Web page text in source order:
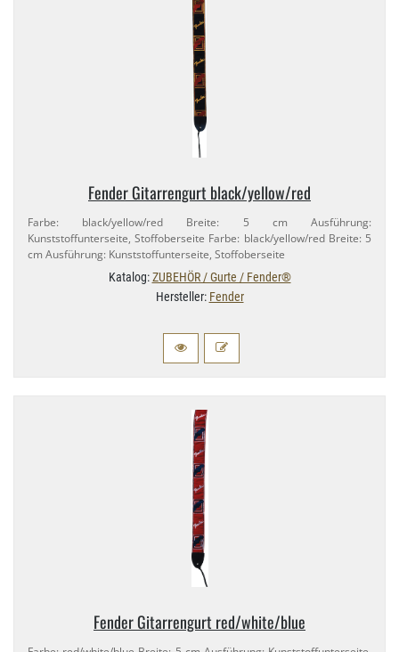
Fender Gitarrengurt black/​yellow/​red
Farbe: black/​yellow/​red Breite: 5 cm Ausführung:
Kunststoffunterseite, Stoffoberseite Farbe: black/​yellow/​red Breite: 5
cm Ausführung: Kunststoffunterseite, Stoffoberseite
Katalog:ZUBEHÖR / Gurte / Fender®
Hersteller: Fender
Fender Gitarrengurt red/​white/​blue